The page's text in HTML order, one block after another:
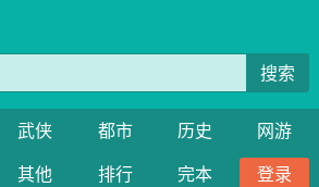
搜索
武侠 都市 历史
网游
其他 排行 完本
登录